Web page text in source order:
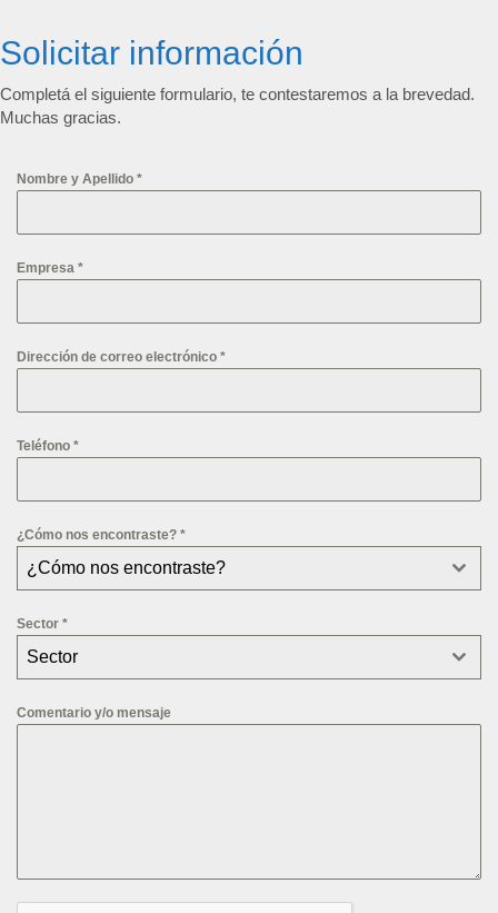
Solicitar información
Completá el siguiente formulario, te contestaremos a la brevedad.
Muchas gracias.
Nombre y Apellido *
Empresa *
Dirección de correo electrónico *
Teléfono *
¿Cómo nos encontraste? *
¿Cómo nos encontraste?
Sector *
Sector
Comentario y/o mensaje